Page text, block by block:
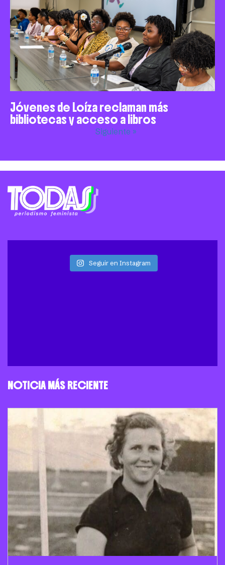
Jóvenes de Loíza reclaman más
bibliotecas y acceso a libros
Siguiente »
Seguir en Instagram
NOTICIA MÁS RECIENTE